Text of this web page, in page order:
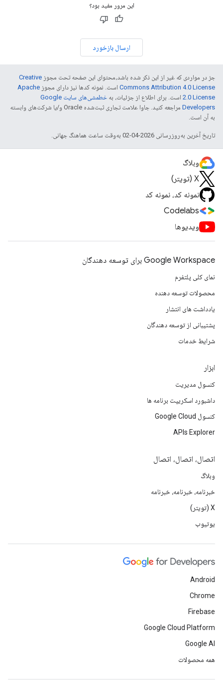
این مرور مفید بود؟
ارسال بازخورد
جز در مواردی که غیر از این ذکر شده باشد،‌محتوای این صفحه تحت مجوز Creative
Commons Attribution 4.0 License است. نمونه کدها نیز دارای مجوز Apache
2.0 License است. برای اطلاع از جزئیات، به
خطمشی‌های سایت Google
Developers‏
مراجعه کنید. جاوا علامت تجاری ثبت‌شده Oracle و/یا شرکت‌های وابسته
به آن است.
تاریخ آخرین به‌روزرسانی 2026-04-02 به‌وقت ساعت هماهنگ جهانی.
وبلاگ
X (تویتر)
نمونه کد، نمونه کد
Codelabs
ویدیوها
Google Workspace برای توسعه دهندگان
نمای کلی پلتفرم
محصولات توسعه دهنده
یادداشت های انتشار
پشتیبانی از توسعه دهندگان
شرایط خدمات
ابزار
کنسول مدیریت
داشبورد اسکریپت برنامه ها
کنسول Google Cloud
APIs Explorer
اتصال، اتصال، اتصال
وبلاگ
خبرنامه، خبرنامه، خبرنامه
X (تویتر)
یوتیوب
Android
Chrome
Firebase
Google Cloud Platform
Google AI
همه محصولات